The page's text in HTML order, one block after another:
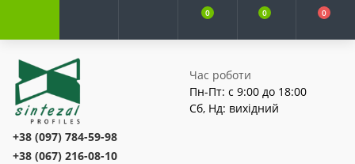
0 0 0
Час роботи
Пн-Пт: с 9:00 до 18:00
Сб, Нд: вихідний
+38 (097) 784-59-98
+38 (067) 216-08-10